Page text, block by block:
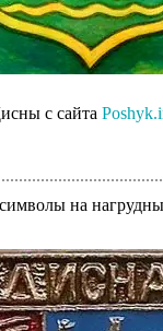
с сайта
на